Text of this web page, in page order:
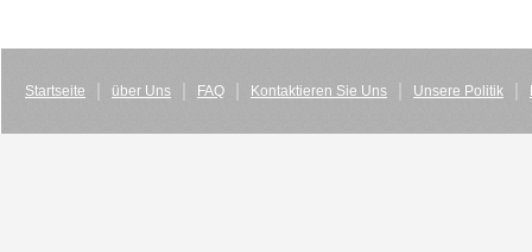
Startseite über Uns FAQ Kontaktieren Sie Uns Unsere Politik